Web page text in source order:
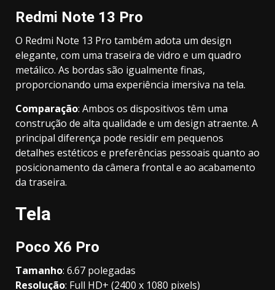
Redmi Note 13 Pro
O Redmi Note 13 Pro também adota um design
elegante, com uma traseira de vidro e um quadro
metálico. As bordas são igualmente finas,
proporcionando uma experiência imersiva na tela.
Comparação: Ambos os dispositivos têm uma
construção de alta qualidade e um design atraente. A
principal diferença pode residir em pequenos
detalhes estéticos e preferências pessoais quanto ao
posicionamento da câmera frontal e ao acabamento
da traseira.
Tela
Poco X6 Pro
Tamanho: 6.67 polegadas
Resolução: Full HD+ (2400 x 1080 pixels)